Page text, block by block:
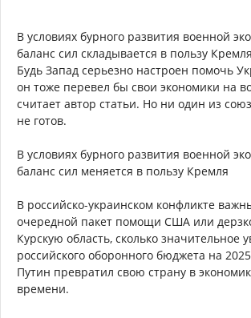
В условиях бурного развития военной
баланс сил складывается в пользу
Будь Запад серьезно настроен помочь
он тоже перевел бы свои экономики на
считает автор статьи. Но ни один из
не готов.
В условиях бурного развития военной
баланс сил меняется в пользу Кремля
В российско-украинском конфликте
очередной пакет помощи США или
Курскую область, сколько значительное
российского оборонного бюджета на
Путин превратил свою страну в
времени.